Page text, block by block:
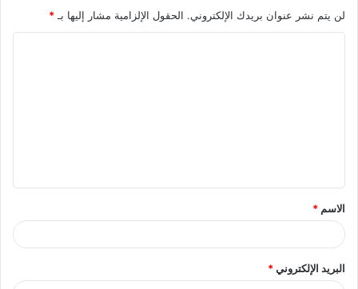
لن يتم نشر عنوان بريدك الإلكتروني. الحقول الإلزامية مشار إليها بـ *
الاسم *
البريد الإلكتروني*